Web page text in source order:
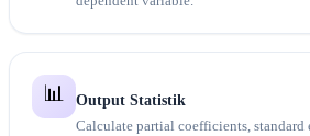
📊
Output Statistik
Calculate partial coefficients, standard